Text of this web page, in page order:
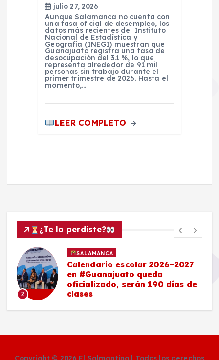
julio 27, 2026
Aunque Salamanca no cuenta con
una tasa oficial de desempleo, los
datos más recientes del Instituto
Nacional de Estadística y
Geografía (INEGI) muestran que
Guanajuato registra una tasa de
desocupación del 3.1 %, lo que
representa alrededor de 91 mil
personas sin trabajo durante el
primer trimestre de 2026. Hasta el
momento,…
LEER COMPLETO
¿Te lo perdiste?
2
SALAMANCA
Calendario escolar 2026–2027
en #Guanajuato queda
oficializado, serán 190 días de
clases
Copyright © 2026 El Salmantino | Todos los derechos